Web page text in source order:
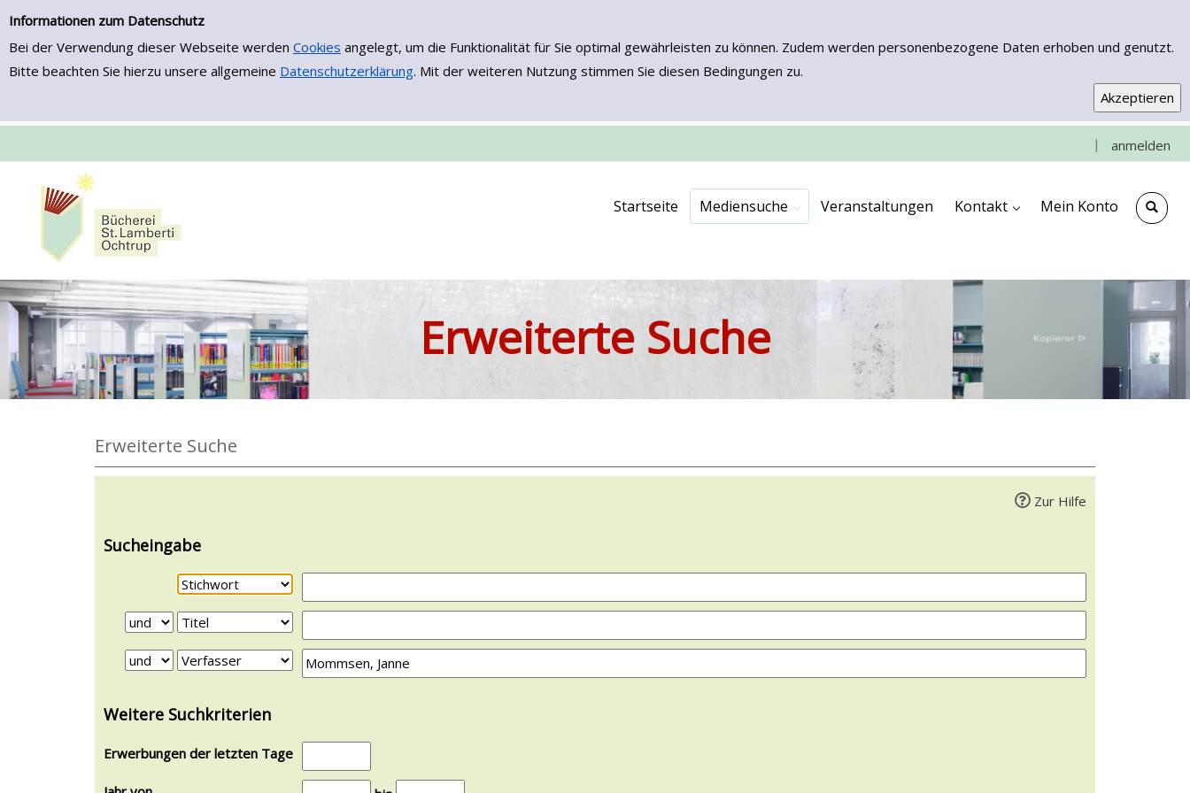
Erweiterte Suche
Informationen zum Datenschutz
Bei der Verwendung dieser Webseite werden Cookies angelegt, um die Funktionalität für Sie optimal gewährleisten zu können. Zudem werden personenbezogene Daten erhoben und genutzt.
Bitte beachten Sie hierzu unsere allgemeine Datenschutzerklärung. Mit der weiteren Nutzung stimmen Sie diesen Bedingungen zu.
Zur erweiterten Suche springen
| anmelden
Startseite
Mediensuche
Veranstaltungen
Kontakt
Mein Konto
Erweiterte Suche
Erweiterte Suche
Zur Hilfe
Sucheingabe
Weitere Suchkriterien
Erwerbungen der letzten Tage